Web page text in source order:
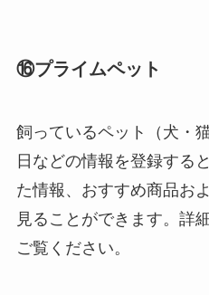
⑯プライムペット
飼っているペット（犬・
日などの情報を登録する
た情報、おすすめ商品お
見ることができます。詳
ご覧ください。